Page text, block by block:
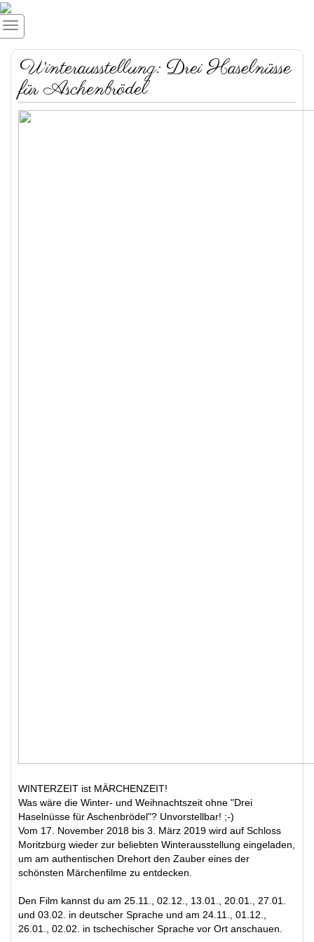
Winterausstellung: Drei Haselnüsse
für Aschenbrödel
WINTERZEIT ist MÄRCHENZEIT!
Was wäre die Winter- und Weihnachtszeit ohne "Drei
Haselnüsse für Aschenbrödel"? Unvorstellbar! ;-)
Vom 17. November 2018 bis 3. März 2019 wird auf Schloss
Moritzburg wieder zur beliebten Winterausstellung eingeladen,
um am authentischen Drehort den Zauber eines der
schönsten Märchenfilme zu entdecken.
Den Film kannst du am 25.11., 02.12., 13.01., 20.01., 27.01.
und 03.02. in deutscher Sprache und am 24.11., 01.12.,
26.01., 02.02. in tschechischer Sprache vor Ort anschauen.